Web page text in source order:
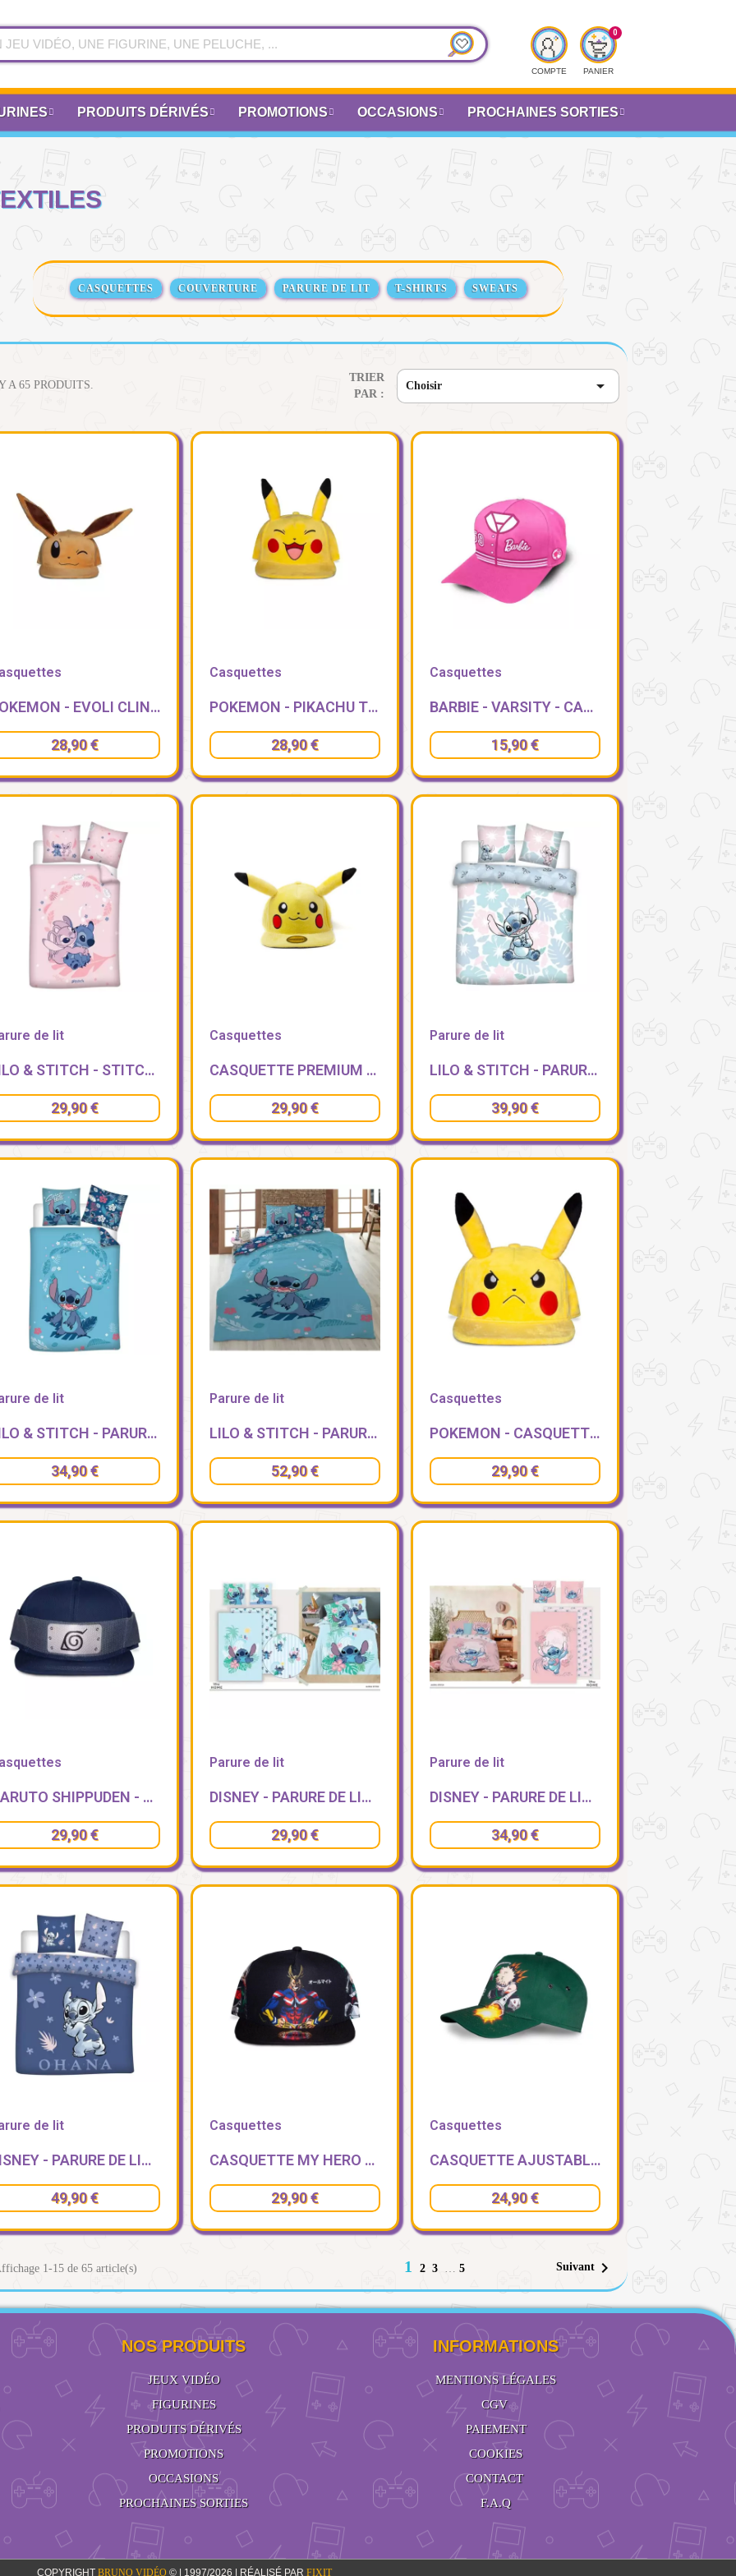
COMPTE PANIER
PRODUITS DÉRIVÉS PROMOTIONS OCCASIONS PROCHAINES SORTIES
CASQUETTES COUVERTURE PARURE DE LIT T-SHIRTS SWEATS
A 65 PRODUITS.
TRIER
PAR :
Choisir 
POKEMON - EVOLI CLIN D OEIL - CASQUETTE SNAPBACK PREMIUM PLUSH
28,90 €
Casquettes
POKEMON - PIKACHU TRES HEUREUX - CASQUETTE SNAPBACK PREMIUM PLUSH
28,90 €
Casquettes
BARBIE - VARSITY - CASQUETTE POUR ENFANT
15,90 €
de lit
LILO & STITCH - STITCH & ANGEL - PARURE DE LIT 140X200CM + 65X65CM
29,90 €
Casquettes
CASQUETTE PREMIUM POKEMON - PIKACHU
29,90 €
Parure de lit
LILO & STITCH - PARURE DE LIT 240X220CM + 2X65X65CM - STITCH
39,90 €
de lit
LILO & STITCH - PARURE DE LIT 140X200CM + 65X65CM - STITCH
34,90 €
Parure de lit
LILO & STITCH - PARURE DE LIT 240X220CM + 2 65X65CM - STITCH
52,90 €
Casquettes
POKEMON - CASQUETTE NOVELTY PLUSH - PIKACHU FACHE
29,90 €
NARUTO SHIPPUDEN - AKATSUKI - CASQUETTE HEADBAND NOVELTY
29,90 €
Parure de lit
DISNEY - PARURE DE LIT 140X200CM - ALOHA STITCH
29,90 €
Parure de lit
DISNEY - PARURE DE LIT 140X200CM - STITCH PINK LOVE
34,90 €
de lit
DISNEY - PARURE DE LIT 240X220CM - STITCH OHAMA
49,90 €
Casquettes
CASQUETTE MY HERO ACADEMIA - ALL MIGHT - DEKU & BAKUGO
29,90 €
Casquettes
CASQUETTE AJUSTABLE - MY HERO ACADEMIA - KATSUKI BAKUGO
24,90 €
1-15 de 65 article(s) 123 5 Suivant
NOS PRODUITS
JEUX VIDÉO
FIGURINES
PRODUITS DÉRIVÉS
PROMOTIONS
OCCASIONS
PROCHAINES SORTIES
INFORMATIONS
MENTIONS LÉGALES
CGV
PAIEMENT
COOKIES
CONTACT
F.A.Q
COPYRIGHT BRUNO VIDÉO © | 1997/2026 | RÉALISÉ PAR FIXIT